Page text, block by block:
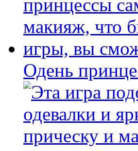
Одень